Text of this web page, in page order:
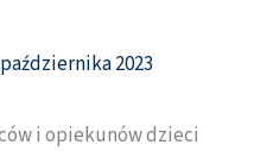
2023
i opiekunów dzieci